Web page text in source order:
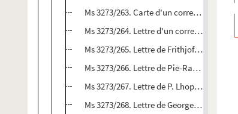
Ms 3273/263. Carte d'un correspondant
Ms 3273/264. Lettre d'un correspondant
Ms 3273/265. Lettre de Frithjof Schuon
Ms 3273/266. Lettre de Pie-Raymond
Ms 3273/267. Lettre de P. Lhopitallier
Ms 3273/268. Lettre de Georges Mathieu